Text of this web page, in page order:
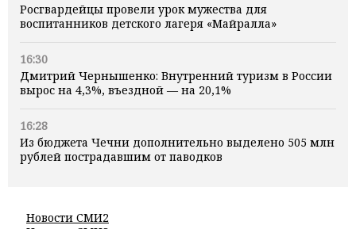
Росгвардейцы провели урок мужества для
воспитанников детского лагеря «Майралла»
16:30
Дмитрий Чернышенко: Внутренний туризм в России
вырос на 4,3%, въездной — на 20,1%
16:28
Из бюджета Чечни дополнительно выделено 505 млн
рублей пострадавшим от паводков
Новости СМИ2